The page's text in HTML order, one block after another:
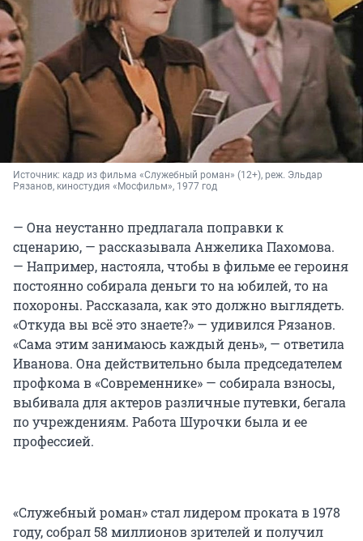
Источник: кадр из фильма «Служебный роман» (12+), реж. Эльдар
Рязанов, киностудия «Мосфильм», 1977 год
— Она неустанно предлагала поправки к
сценарию, — рассказывала Анжелика Пахомова.
— Например, настояла, чтобы в фильме ее героиня
постоянно собирала деньги то на юбилей, то на
похороны. Рассказала, как это должно выглядеть.
«Откуда вы всё это знаете?» — удивился Рязанов.
«Сама этим занимаюсь каждый день», — ответила
Иванова. Она действительно была председателем
профкома в «Современнике» — собирала взносы,
выбивала для актеров различные путевки, бегала
по учреждениям. Работа Шурочки была и ее
профессией.
«Служебный роман» стал лидером проката в 1978
году, собрал 58 миллионов зрителей и получил